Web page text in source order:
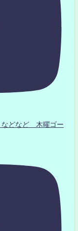
どなど 木曜ゴー